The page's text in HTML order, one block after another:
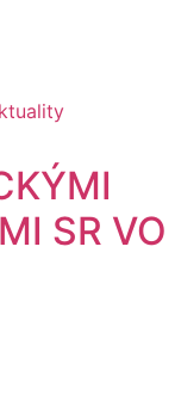
SR